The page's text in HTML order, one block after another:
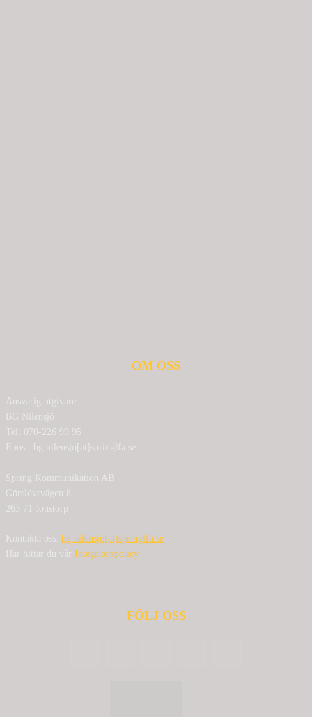
OM OSS
Ansvarig utgivare:
BG Nilensjö
Tel: 070-226 99 95
Epost: bg.nilensjo[at]springlfa.se
Spring Kommunikation AB
Görslövsvägen 8
263 71 Jonstorp
Kontakta oss: bg.nilensjo[at]springlfa.se
Här hittar du vår Integritetspolicy
FÖLJ OSS